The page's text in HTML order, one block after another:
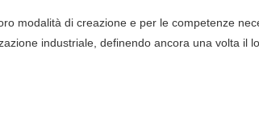
modalità di creazione e per le competenze
industriale, definendo ancora una volta il